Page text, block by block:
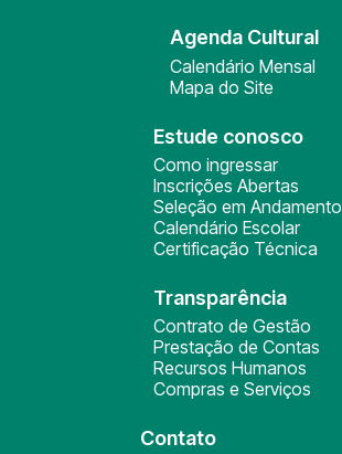
Agenda Cultural
Calendário Mensal
Mapa do Site
Estude conosco
Como ingressar
Inscrições Abertas
Seleção em Andamento
Calendário Escolar
Certificação Técnica
Transparência
Contrato de Gestão
Prestação de Contas
Recursos Humanos
Compras e Serviços
Contato